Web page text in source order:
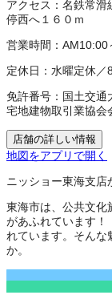
アクセス： 名鉄常滑
停西へ１６０ｍ
営業時間： AM10:00
定休日： 水曜定休／
免許番号： 国土交通
宅地建物取引業協会
店舗の詳しい情報
地図をアプリで開く
ニッショー東海支店
東海市は、公共文化
があふれています！
れています。そんな
か。